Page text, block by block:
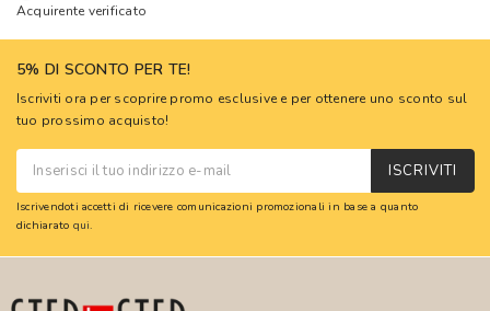
Acquirente verificato
5% DI SCONTO PER TE!
Iscriviti ora per scoprire promo esclusive e per ottenere uno sconto sul
tuo prossimo acquisto!
ISCRIVITI
Iscrivendoti accetti di ricevere comunicazioni promozionali in base a quanto
dichiarato qui.